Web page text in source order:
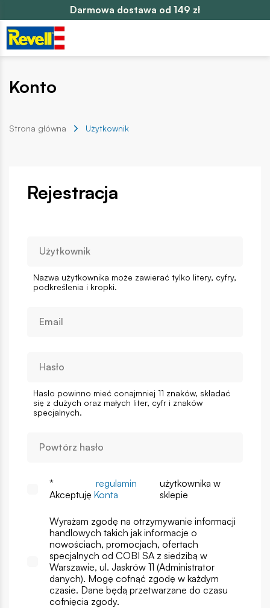
Darmowa dostawa od 149 zł
Konto
Strona główna Użytkownik
Rejestracja
Nazwa użytkownika może zawierać tylko litery, cyfry,
podkreślenia i kropki.
Hasło powinno mieć conajmniej 11 znaków, składać
się z dużych oraz małych liter, cyfr i znaków
specjalnych.
*
Akceptuję
regulamin
Konta
użytkownika w
sklepie
Wyrażam zgodę na otrzymywanie informacji
handlowych takich jak informacje o
nowościach, promocjach, ofertach
specjalnych od COBI SA z siedzibą w
Warszawie, ul. Jaskrów 11 (Administrator
danych). Mogę cofnąć zgodę w każdym
czasie. Dane będą przetwarzane do czasu
cofnięcia zgody.